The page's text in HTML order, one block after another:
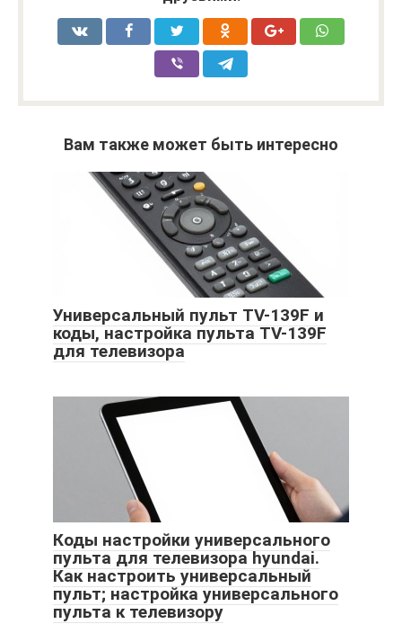
Вам также может быть интересно
Универсальный пульт TV-139F и
коды, настройка пульта TV-139F
для телевизора
Коды настройки универсального
пульта для телевизора hyundai.
Как настроить универсальный
пульт; настройка универсального
пульта к телевизору